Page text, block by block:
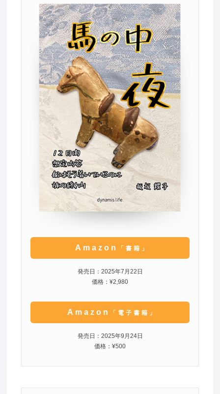
Amazon 「書籍」
発売日：2025年7月22日
価格：¥2,980
Amazon 「電子書籍」
発売日：2025年9月24日
価格：¥500